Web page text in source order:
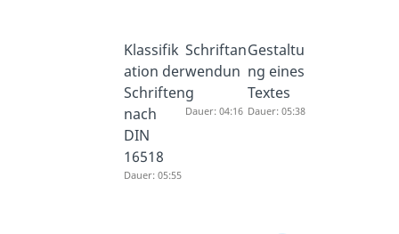
Klassifik
ation der
Schriften
nach
DIN
16518
Dauer: 05:55
Schriftan
wendun
g
Dauer: 04:16
Gestaltu
ng eines
Textes
Dauer: 05:38